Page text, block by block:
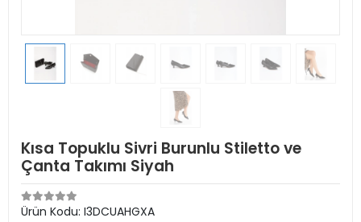
Kısa Topuklu Sivri Burunlu Stiletto ve
Çanta Takımı Siyah
Ürün Kodu: I3DCUAHGXA